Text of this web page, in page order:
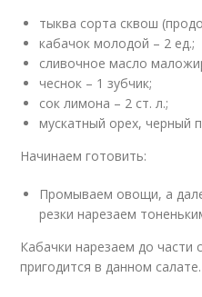
тыква сорта сквош
кабачок молодой – 2 ед.;
сливочное масло
чеснок – 1 зубчик;
сок лимона – 2 ст. л.;
мускатный орех, черный
Начинаем готовить:
Промываем овощи, а
резки нарезаем
Кабачки нарезаем до части
пригодится в данном салате.